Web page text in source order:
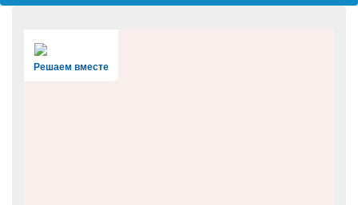
меню
Решаем вместе